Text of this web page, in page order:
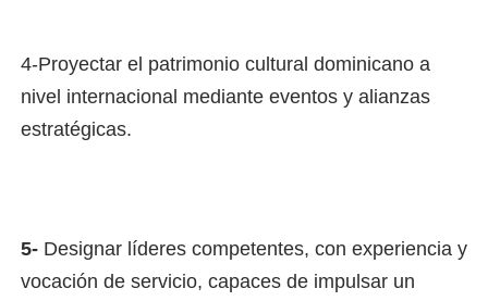
4-Proyectar el patrimonio cultural dominicano a
nivel internacional mediante eventos y alianzas
estratégicas.
5-Designar líderes competentes, con experiencia y
vocación de servicio, capaces de impulsar un